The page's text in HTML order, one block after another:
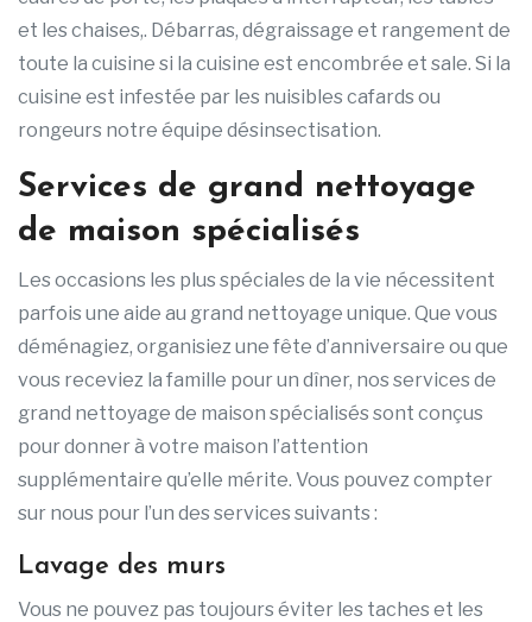
et les chaises,. Débarras, dégraissage et rangement de
toute la cuisine si la cuisine est encombrée et sale. Si la
cuisine est infestée par les nuisibles cafards ou
rongeurs notre équipe désinsectisation.
Services de grand nettoyage
de maison spécialisés
Les occasions les plus spéciales de la vie nécessitent
parfois une aide au grand nettoyage unique. Que vous
déménagiez, organisiez une fête d’anniversaire ou que
vous receviez la famille pour un dîner, nos services de
grand nettoyage de maison spécialisés sont conçus
pour donner à votre maison l’attention
supplémentaire qu’elle mérite. Vous pouvez compter
sur nous pour l’un des services suivants :
Lavage des murs
Vous ne pouvez pas toujours éviter les taches et les